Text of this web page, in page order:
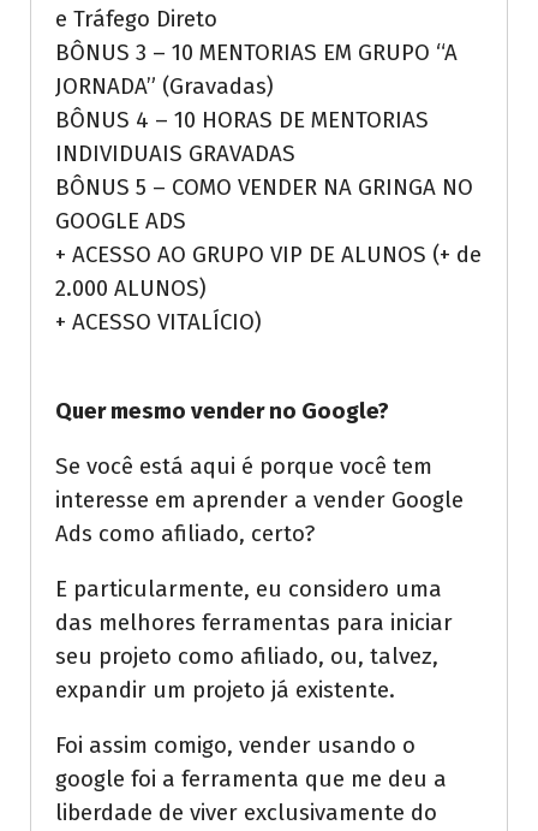
e Tráfego Direto
BÔNUS 3 – 10 MENTORIAS EM GRUPO “A
JORNADA” (Gravadas)
BÔNUS 4 – 10 HORAS DE MENTORIAS
INDIVIDUAIS GRAVADAS
BÔNUS 5 – COMO VENDER NA GRINGA NO
GOOGLE ADS
+ ACESSO AO GRUPO VIP DE ALUNOS (+ de
2.000 ALUNOS)
+ ACESSO VITALÍCIO)
Quer mesmo vender no Google?
Se você está aqui é porque você tem
interesse em aprender a vender Google
Ads como afiliado, certo?
E particularmente, eu considero uma
das melhores ferramentas para iniciar
seu projeto como afiliado, ou, talvez,
expandir um projeto já existente.
Foi assim comigo, vender usando o
google foi a ferramenta que me deu a
liberdade de viver exclusivamente do